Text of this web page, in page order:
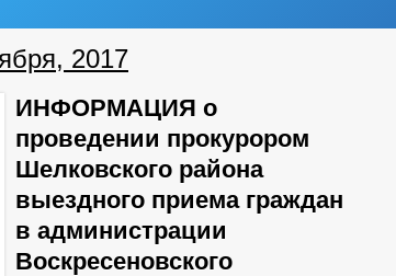
2017
ИНФОРМАЦИЯ о
проведении прокурором
Шелковского района
выездного приема граждан
в администрации
Воскресеновского